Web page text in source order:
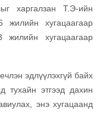
харгалзан Т.Э-ийн
жилийн хугацаагаар
жилийн хугацаагаар
эдлүүлэхгүй байх
тухайн этгээд дахин
энэ хугацаанд